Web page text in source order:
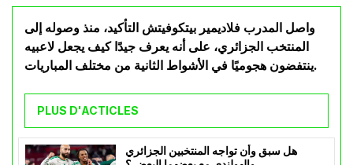
واصل المدرب فلاديمير بيتكوفيتش التأكيد، منذ وصوله إلى
المنتخب الجزائري، على أنه يعرف جيدًا كيف يجعل لاعبيه
ينتفضون هجوميًا في الأشواط الثانية من مختلف المباريات.
PLUS D'ACTICLES
هل سبق وأن تواجه المنتخبين الجزائري